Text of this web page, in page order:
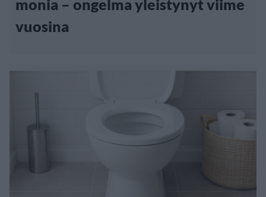
monia – ongelma yleistynyt viime
vuosina